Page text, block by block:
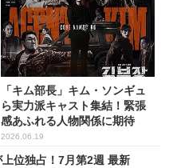
「キム部長」キム・ソンギュ
ら実力派キャスト集結！緊張
感あふれる人物関係に期待
2026.06.19
上位独占！7月第2週 最新